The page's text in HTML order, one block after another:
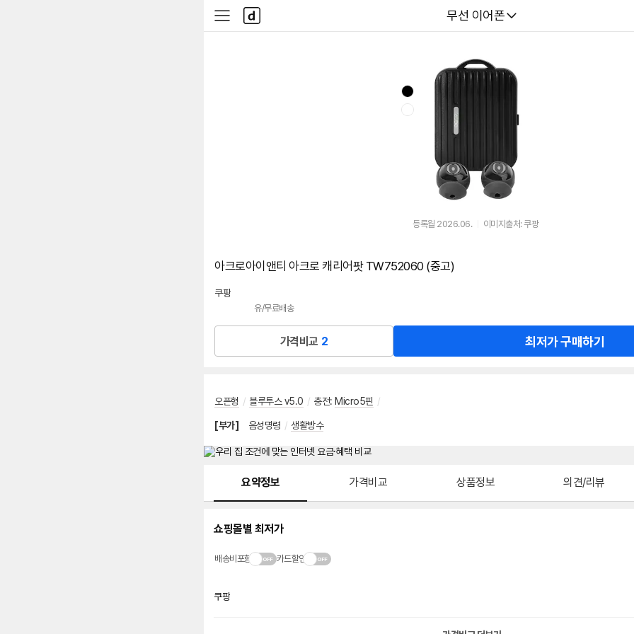
다나와
무선 이어폰
사
이
다
나
와
등록월 2026.06. 이미지출처: 쿠팡
아크로아이앤티 아크로 캐리어팟 TW752060 (중고)
쿠팡
유/무료배송
가격비교 2 최저가 구매하기
오픈형 / 블루투스 v5.0 / 충전: Micro5핀 /
[부가] 음성명령 / 생활방수
요약정보 가격비교 상품정보 의견/리뷰
쇼핑몰별 최저가
배송비포함 카드할인
쿠팡